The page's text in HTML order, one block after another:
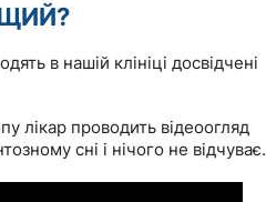
в нашій клініці досвідчені
лікар проводить відеоогляд
сні і нічого не відчуває.